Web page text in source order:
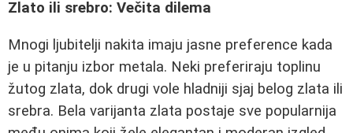
Zlato ili srebro: Večita dilema
Mnogi ljubitelji nakita imaju jasne preference kada
je u pitanju izbor metala. Neki preferiraju toplinu
žutog zlata, dok drugi vole hladniji sjaj belog zlata ili
srebra. Bela varijanta zlata postaje sve popularnija